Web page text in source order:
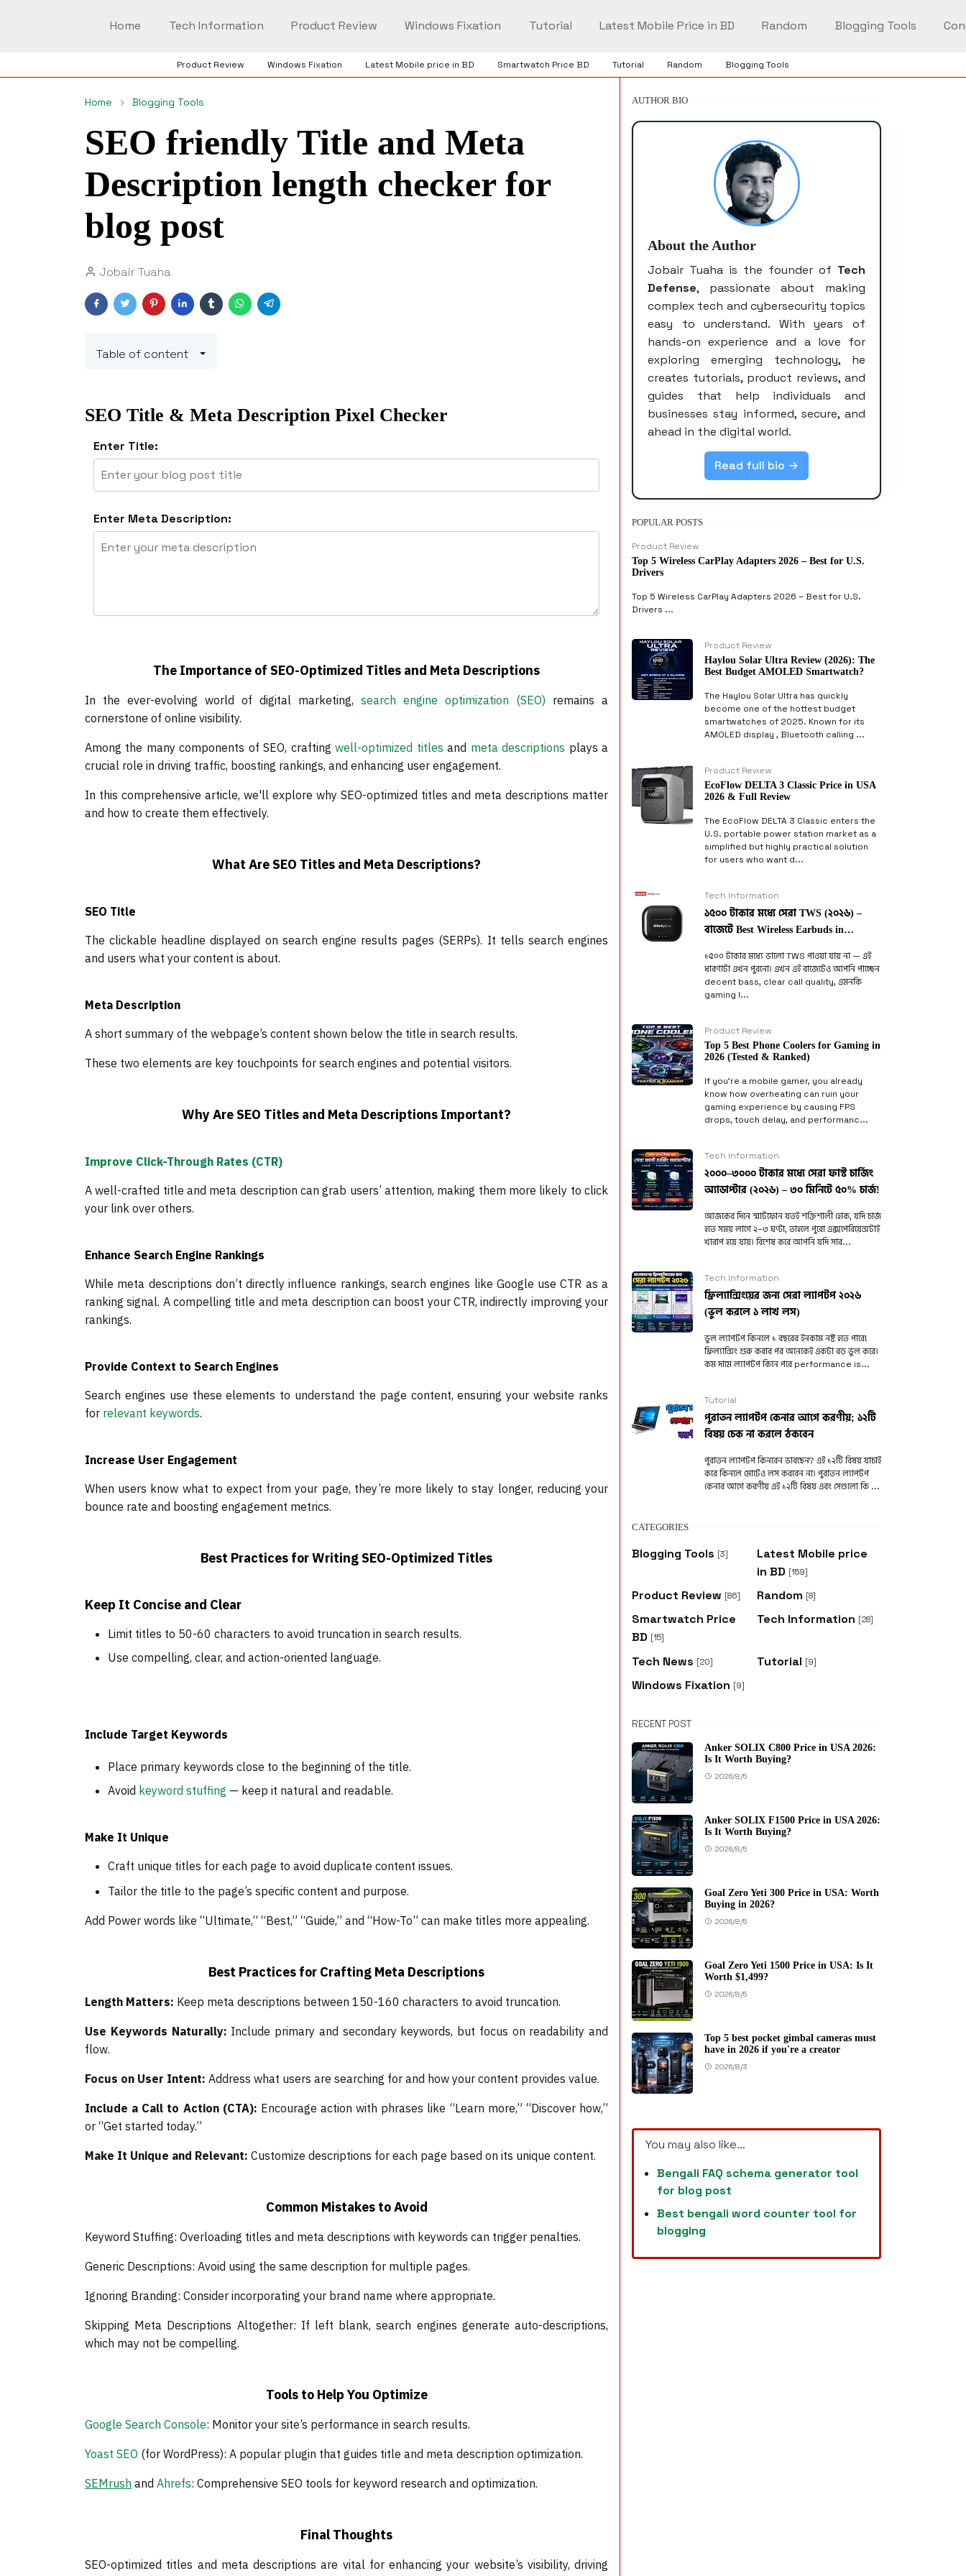
Home Tech Information Product Review Windows Fixation Tutorial Latest Mobile Price in BD Random Blogging Tools
Product Review Windows Fixation Latest Mobile price in BD Smartwatch Price BD Tutorial Random Blogging Tools
Home Blogging Tools
SEO friendly Title and Meta
Description length checker for
blog post
Jobair Tuaha
Table of content
SEO Title & Meta Description Pixel Checker
Enter Title:
Enter Meta Description:
The Importance of SEO-Optimized Titles and Meta Descriptions
In the ever-evolving world of digital marketing, search engine optimization (SEO) remains a
cornerstone of online visibility.
Among the many components of SEO, craftingwell-optimized titles and meta descriptions plays a
crucial role in driving traffic, boosting rankings, and enhancing user engagement.
In this comprehensive article, we'll explore why SEO-optimized titles and meta descriptions matter
and how to create them effectively.
What Are SEO Titles and Meta Descriptions?
SEO Title
The clickable headline displayed on search engine results pages (SERPs). It tells search engines
and users what your content is about.
Meta Description
A short summary of the webpage’s content shown below the title in search results.
These two elements are key touchpoints for search engines and potential visitors.
Why Are SEO Titles and Meta Descriptions Important?
Improve Click-Through Rates (CTR)
A well-crafted title and meta description can grab users’ attention, making them more likely to click
your link over others.
Enhance Search Engine Rankings
While meta descriptions don’t directly influence rankings, search engines like Google use CTR as a
ranking signal. A compelling title and meta description can boost your CTR, indirectly improving your
rankings.
Provide Context to Search Engines
Search engines use these elements to understand the page content, ensuring your website ranks
for relevant keywords.
Increase User Engagement
When users know what to expect from your page, they’re more likely to stay longer, reducing your
bounce rate and boosting engagement metrics.
Best Practices for Writing SEO-Optimized Titles
Keep It Concise and Clear
Limit titles to 50-60 characters to avoid truncation in search results.
Use compelling, clear, and action-oriented language.
Include Target Keywords
Place primary keywords close to the beginning of the title.
Avoid keyword stuffing — keep it natural and readable.
Make It Unique
Craft unique titles for each page to avoid duplicate content issues.
Tailor the title to the page’s specific content and purpose.
Add Power words like “Ultimate,” “Best,” “Guide,” and “How-To” can make titles more appealing.
Best Practices for Crafting Meta Descriptions
Length Matters: Keep meta descriptions between 150-160 characters to avoid truncation.
Use Keywords Naturally: Include primary and secondary keywords, but focus on readability and
flow.
Focus on User Intent: Address what users are searching for and how your content provides value.
Include a Call to Action (CTA): Encourage action with phrases like “Learn more,” “Discover how,”
or “Get started today.”
Make It Unique and Relevant: Customize descriptions for each page based on its unique content.
Common Mistakes to Avoid
Keyword Stuffing: Overloading titles and meta descriptions with keywords can trigger penalties.
Generic Descriptions: Avoid using the same description for multiple pages.
Ignoring Branding: Consider incorporating your brand name where appropriate.
Skipping Meta Descriptions Altogether: If left blank, search engines generate auto-descriptions,
which may not be compelling.
Tools to Help You Optimize
Google Search Console: Monitor your site’s performance in search results.
Yoast SEO (for WordPress): A popular plugin that guides title and meta description optimization.
SEMrush and Ahrefs: Comprehensive SEO tools for keyword research and optimization.
Final Thoughts
SEO-optimized titles and meta descriptions are vital for enhancing your website’s visibility, driving
AUTHOR BIO
About the Author
Jobair Tuaha is the founder of Tech
Defense, passionate about making
complex tech and cybersecurity topics
easy to understand. With years of
hands-on experience and a love for
exploring emerging technology, he
creates tutorials, product reviews, and
guides that help individuals and
businesses stay informed, secure, and
ahead in the digital world.
Read full bio →
POPULAR POSTS
Product Review
Top 5 Wireless CarPlay Adapters 2026 – Best for U.S.
Drivers
Top 5 Wireless CarPlay Adapters 2026 – Best for U.S.
Drivers ...
Product Review
Haylou Solar Ultra Review (2026): The
Best Budget AMOLED Smartwatch?
The Haylou Solar Ultra has quickly
become one of the hottest budget
smartwatches of 2025. Known for its
AMOLED display , Bluetooth calling ...
Product Review
EcoFlow DELTA 3 Classic Price in USA
2026 & Full Review
The EcoFlow DELTA 3 Classic enters the
U.S. portable power station market as a
simplified but highly practical solution
for users who want d...
Tech Information
১৫০০ টাকার মধ্যে সেরা TWS (২০২৬) –
বাজেটে Best Wireless Earbuds in
১৫০০ টাকার মধ্যে ভালো TWS পাওয়া যায় না — এই
ধারণাটা এখন পুরনো। এখন এই বাজেটেও আপনি পাচ্ছেন
decent bass, clear call quality, এমনকি
gaming l...
Product Review
Top 5 Best Phone Coolers for Gaming in
2026 (Tested & Ranked)
If you’re a mobile gamer, you already
know how overheating can ruin your
gaming experience by causing FPS
drops, touch delay, and performanc...
Tech Information
২০০০–৩০০০ টাকার মধ্যে সেরা ফাস্ট চার্জিং
অ্যাডাপ্টার (২০২৬) – ৩০ মিনিটে ৫০% চার্জ!
আজকের দিনে স্মার্টফোন যতই শক্তিশালী হোক, যদি চার্জ
হতে সময় লাগে ২–৩ ঘণ্টা, তাহলে পুরো এক্সপেরিয়েন্সটাই
খারাপ হয়ে যায়। বিশেষ করে আপনি যদি সার...
Tech Information
ফ্রিল্যান্সিংয়ের জন্য সেরা ল্যাপটপ ২০২৬
(ভুল করলে ১ লাখ লস)
ভুল ল্যাপটপ কিনলে ১ বছরের ইনকাম নষ্ট হতে পারে!
ফ্রিল্যান্সিং শুরু করার পর অনেকেই একটা বড় ভুল করে।
কম দামে ল্যাপটপ কিনে পরে performance is...
Tutorial
পুরাতন ল্যাপটপ কেনার আগে করণীয়; ১২টি
বিষয় চেক না করলে ঠকবেন
পুরাতন ল্যাপটপ কিনবেন ভাবছেন? এই ১২টি বিষয় যাচাই
করে কিনলে মোটেও লস করবেন না। পুরাতন ল্যাপটপ
কেনার আগে করণীয় এই ১২টি বিষয় এবং সেগুলো কি ...
CATEGORIES
Blogging Tools [3]
Latest Mobile price
in BD [159]
Product Review [86] Random [8]
Smartwatch Price
BD [15]
Tech Information [28]
Tech News [20] Tutorial [9]
Windows Fixation [9]
RECENT POST
Anker SOLIX C800 Price in USA 2026:
Is It Worth Buying?
2026/8/5
Anker SOLIX F1500 Price in USA 2026:
Is It Worth Buying?
2026/8/5
Goal Zero Yeti 300 Price in USA: Worth
Buying in 2026?
2026/8/5
Goal Zero Yeti 1500 Price in USA: Is It
Worth $1,499?
2026/8/5
Top 5 best pocket gimbal cameras must
have in 2026 if you're a creator
2026/8/3
You may also like...
Bengali FAQ schema generator tool
for blog post
Best bengali word counter tool for
blogging